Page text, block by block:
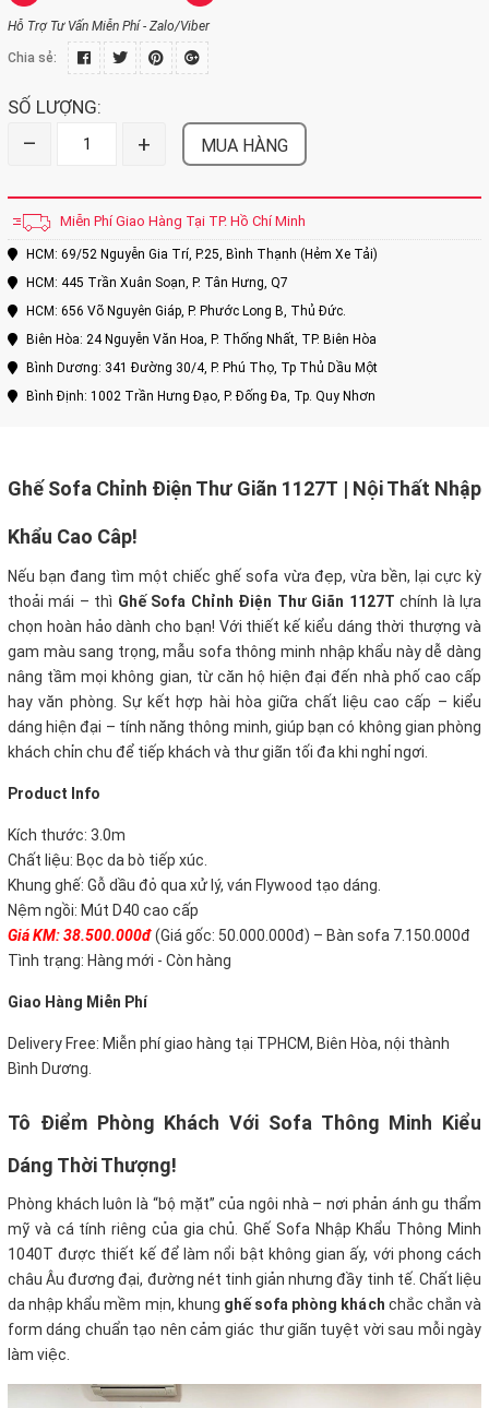
Hỗ Trợ Tư Vấn Miễn Phí - Zalo/Viber
Chia sẻ:
SỐ LƯỢNG:
– + MUA HÀNG
Miễn Phí Giao Hàng Tại TP. Hồ Chí Minh
HCM: 69/52 Nguyễn Gia Trí, P.25, Bình Thạnh (Hẻm Xe Tải)
HCM: 445 Trần Xuân Soạn, P. Tân Hưng, Q7
HCM: 656 Võ Nguyên Giáp, P. Phước Long B, Thủ Đức.
Biên Hòa: 24 Nguyễn Văn Hoa, P. Thống Nhất, TP. Biên Hòa
Bình Dương: 341 Đường 30/4, P. Phú Thọ, Tp Thủ Dầu Một
Bình Định: 1002 Trần Hưng Đạo, P. Đống Đa, Tp. Quy Nhơn
Ghế Sofa Chỉnh Điện Thư Giãn 1127T | Nội Thất Nhập
Khẩu Cao Câp!
Nếu bạn đang tìm một chiếc ghế sofa vừa đẹp, vừa bền, lại cực kỳ
thoải mái – thì Ghế Sofa Chỉnh Điện Thư Giãn 1127T chính là lựa
chọn hoàn hảo dành cho bạn! Với thiết kế kiểu dáng thời thượng và
gam màu sang trọng, mẫu sofa thông minh nhập khẩu này dễ dàng
nâng tầm mọi không gian, từ căn hộ hiện đại đến nhà phố cao cấp
hay văn phòng. Sự kết hợp hài hòa giữa chất liệu cao cấp – kiểu
dáng hiện đại – tính năng thông minh, giúp bạn có không gian phòng
khách chỉn chu để tiếp khách và thư giãn tối đa khi nghỉ ngơi.
Product Info
Kích thước: 3.0m
Chất liệu: Bọc da bò tiếp xúc.
Khung ghế: Gỗ dầu đỏ qua xử lý, ván Flywood tạo dáng.
Nệm ngồi: Mút D40 cao cấp
Giá KM: 38.500.000đ(Giá gốc: 50.000.000đ) – Bàn sofa 7.150.000đ
Tình trạng: Hàng mới - Còn hàng
Giao Hàng Miễn Phí
Delivery Free: Miễn phí giao hàng tại TPHCM, Biên Hòa, nội thành
Bình Dương.
Tô Điểm Phòng Khách Với Sofa Thông Minh Kiểu
Dáng Thời Thượng!
Phòng khách luôn là “bộ mặt” của ngôi nhà – nơi phản ánh gu thẩm
mỹ và cá tính riêng của gia chủ. Ghế Sofa Nhập Khẩu Thông Minh
1040T được thiết kế để làm nổi bật không gian ấy, với phong cách
châu Âu đương đại, đường nét tinh giản nhưng đầy tinh tế. Chất liệu
da nhập khẩu mềm mịn, khung ghế sofa phòng khách chắc chắn và
form dáng chuẩn tạo nên cảm giác thư giãn tuyệt vời sau mỗi ngày
làm việc.